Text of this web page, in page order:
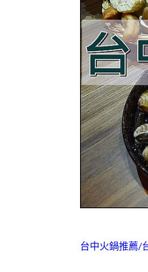
台中火鍋推薦/